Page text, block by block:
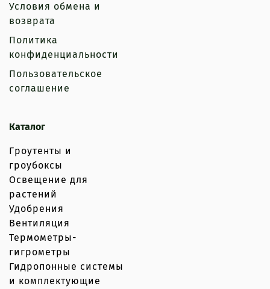
Условия обмена и
возврата
Политика
конфиденциальности
Пользовательское
соглашение
Каталог
Гроутенты и
гроубоксы
Освещение для
растений
Удобрения
Вентиляция
Термометры-
гигрометры
Гидропонные системы
и комплектующие